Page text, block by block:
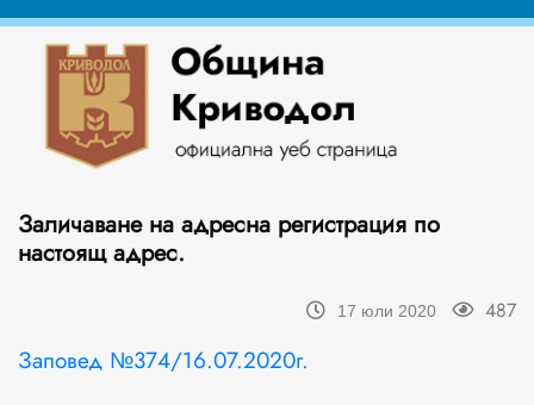
Заличаване на адресна регистрация по
настоящ адрес.
17 юли 2020 487
Заповед №374/16.07.2020г.